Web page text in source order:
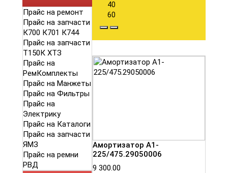
Прайс на ремонт
Прайс на запчасти
К700 К701 К744
Прайс на запчасти
Т150К ХТЗ
Прайс на
РемКомплекты
Прайс на Манжеты
Прайс на Фильтры
Прайс на
Электрику
Прайс на Каталоги
Прайс на запчасти
ЯМЗ
Прайс на ремни
РВД
40
60
Амортизатор А1-
225/475.29050006
9 300.00